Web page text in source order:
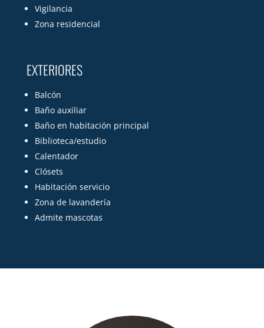
Vigilancia
Zona residencial
EXTERIORES
Balcón
Baño auxiliar
Baño en habitación principal
Biblioteca/estudio
Calentador
Clósets
Habitación servicio
Zona de lavandería
Admite mascotas